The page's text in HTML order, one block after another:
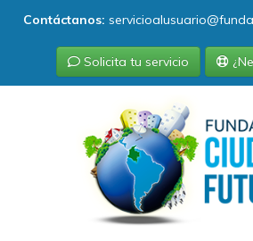
Contáctanos:
Solicita tu servicio